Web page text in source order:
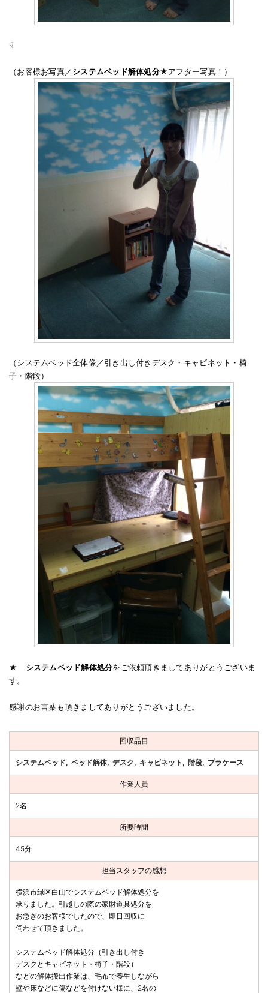
☟
（お客様お写真／システムベッド解体処分★アフター写真！）
（システムベッド全体像／引き出し付きデスク・キャビネット・椅
子・階段）
★ システムベッド解体処分をご依頼頂きましてありがとうございま
す。
感謝のお言葉も頂きましてありがとうございました。
回収品目
システムベッド ベッド解体 デスク キャビネット 階段 プラケース
作業人員
2名
所要時間
45分
担当スタッフの感想
横浜市緑区白山でシステムベッド解体処分を
承りました。引越しの際の家財道具処分を
お急ぎのお客様でしたので、即日回収に
伺わせて頂きました。
システムベッド解体処分（引き出し付き
デスクとキャビネット・椅子・階段）
などの解体搬出作業は、毛布で養生しながら
壁や床などに傷などを付けない様に、2名の